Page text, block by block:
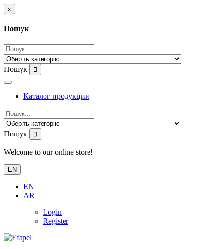
x
Пошук
Пошук
Каталог продукции
Пошук
Welcome to our online store!
EN
EN
AR
Login
Register